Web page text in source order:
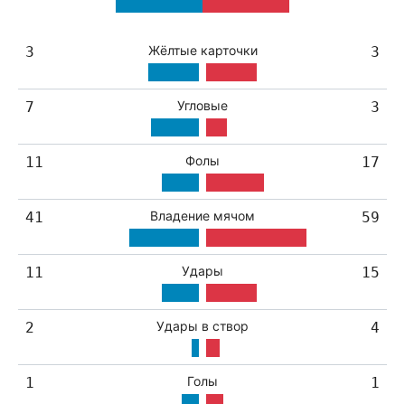
3 Жёлтые карточки 3
7 Угловые 3
11 Фолы 17
41 Владение мячом 59
11 Удары 15
2 Удары в створ 4
1 Голы 1